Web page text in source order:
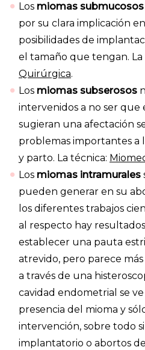
Los miomas submucosos
por su clara implicación
posibilidades de
el tamaño que tengan. La
Quirúrgica.
Los miomas subserosos
intervenidos a no ser que
sugieran una afectación
problemas importantes a
y parto. La técnica:
Los miomas intramurales
pueden generar en su
los diferentes trabajos
al respecto hay
establecer una pauta
atrevido, pero parece
a través de una
cavidad endometrial se
presencia del mioma y
intervención, sobre todo si
implantatorio o abortos